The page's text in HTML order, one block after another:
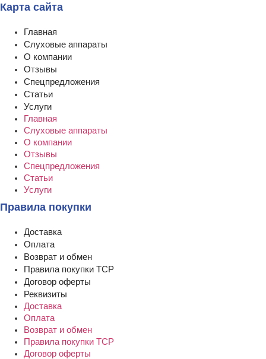
Карта сайта
Главная
Слуховые аппараты
О компании
Отзывы
Спецпредложения
Статьи
Услуги
Главная
Слуховые аппараты
О компании
Отзывы
Спецпредложения
Статьи
Услуги
Правила покупки
Доставка
Оплата
Возврат и обмен
Правила покупки ТСР
Договор оферты
Реквизиты
Доставка
Оплата
Возврат и обмен
Правила покупки ТСР
Договор оферты